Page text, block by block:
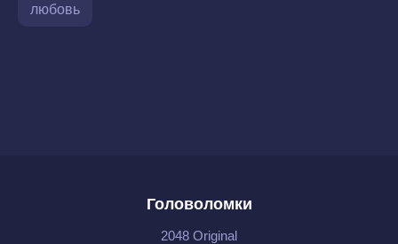
любовь
Головоломки
2048 Original